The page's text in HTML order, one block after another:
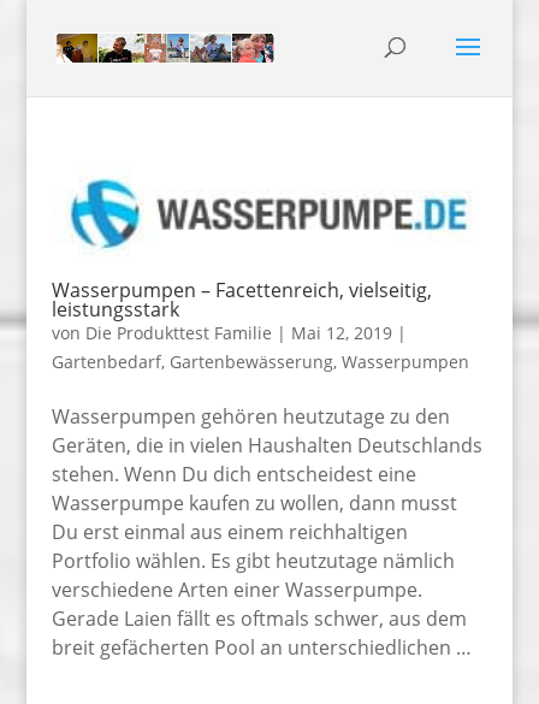
Wasserpumpen – Facettenreich, vielseitig,
leistungsstark
von Die Produkttest Familie | Mai 12, 2019|
Gartenbedarf, Gartenbewässerung, Wasserpumpen
Wasserpumpen gehören heutzutage zu den
Geräten, die in vielen Haushalten Deutschlands
stehen. Wenn Du dich entscheidest eine
Wasserpumpe kaufen zu wollen, dann musst
Du erst einmal aus einem reichhaltigen
Portfolio wählen. Es gibt heutzutage nämlich
verschiedene Arten einer Wasserpumpe.
Gerade Laien fällt es oftmals schwer, aus dem
breit gefächerten Pool an unterschiedlichen …